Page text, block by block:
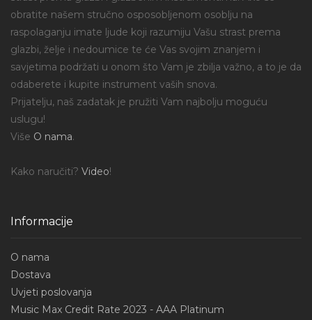
obratite našem stručno osposobljenom osoblju na
raspolaganju imate ljude koji razumiju Vašu strast prema
glazbi, želje i nedoumice te će Vas svojim znanjem i
savjetima podržati u onom što Vam je zbilja važno, a to je da
odaberete i kupite instrument vaših snova.
Prijatelju, naš zadatak je pružiti Vam najbolju moguću
uslugu!
Više O nama.
Kako naručiti? Video!
Informacije
O nama
Dostava
Uvjeti poslovanja
Music Max Credit Rate 2023 - AAA Platinum